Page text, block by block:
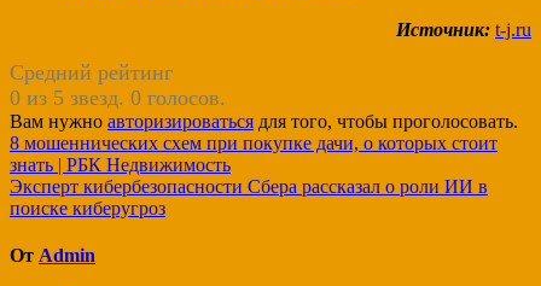
Источник: t-j.ru
Средний рейтинг
0 из 5 звезд. 0 голосов.
Вам нужно авторизироваться для того, чтобы проголосовать.
Навигация
по
записям
8 мошеннических схем при покупке дачи, о которых стоит
знать | РБК Недвижимость
Эксперт кибербезопасности Сбера рассказал о роли ИИ в
поиске киберугроз
От Admin